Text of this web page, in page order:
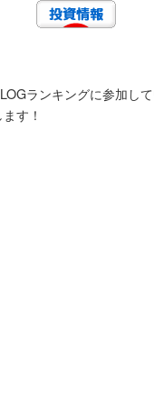
ランキングに参加し
す！